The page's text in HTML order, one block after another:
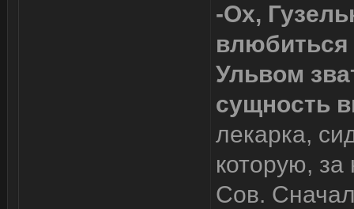
-Ох,
влюбиться
Ульвом
сущность
лекарка,
которую,
Сов.